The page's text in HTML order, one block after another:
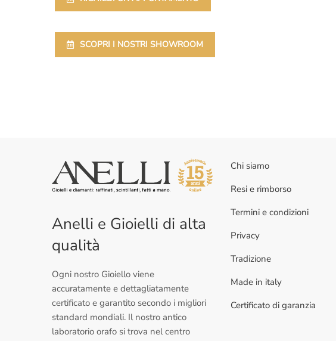
SCOPRI I NOSTRI SHOWROOM
Anelli e Gioielli di alta
qualità
Ogni nostro Gioiello viene
accuratamente e dettagliatamente
certificato e garantito secondo i migliori
standard mondiali. Il nostro antico
laboratorio orafo si trova nel centro
Chi siamo
Resi e rimborso
Termini e condizioni
Privacy
Tradizione
Made in italy
Certificato di garanzia